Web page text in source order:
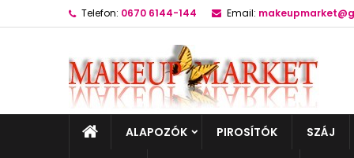
Telefon: 0670 6144-144 Email:
ALAPOZÓK PIROSÍTÓK SZÁJ